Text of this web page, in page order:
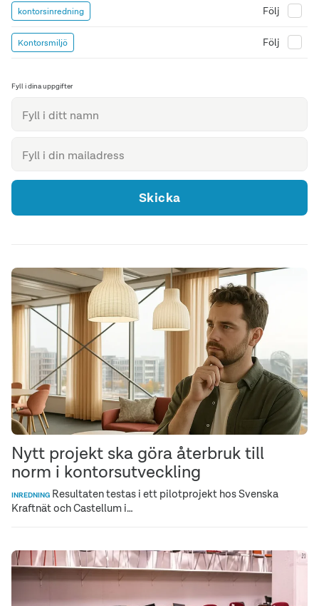
kontorsinredning Följ
Kontorsmiljö Följ
Fyll i dina uppgifter
Skicka
Nytt projekt ska göra återbruk till
norm i kontorsutveckling
INREDNING Resultaten testas i ett pilotprojekt hos Svenska
Kraftnät och Castellum i…